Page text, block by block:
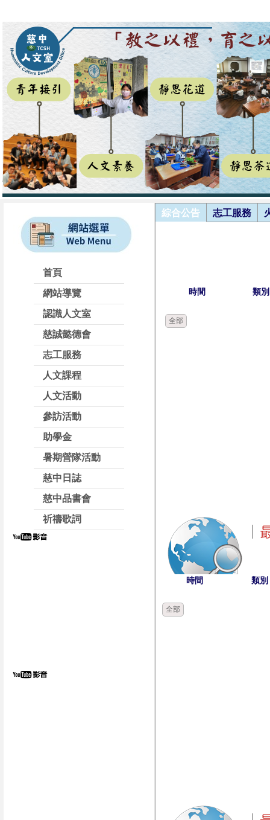
首頁
網站導覽
認識人文室
慈誠懿德會
志工服務
人文課程
人文活動
參訪活動
助學金
暑期營隊活動
慈中日誌
慈中品書會
祈禱歌詞
綜合公告 志工服務
時間 類別
全部
時間 類別
全部